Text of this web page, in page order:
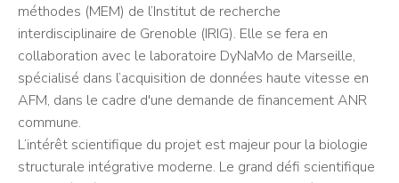
méthodes (MEM) de l’Institut de recherche
interdisciplinaire de Grenoble (IRIG). Elle se fera en
collaboration avec le laboratoire DyNaMo de Marseille,
spécialisé dans l’acquisition de données haute vitesse en
AFM, dans le cadre d'une demande de financement ANR
commune.
L’intérêt scientifique du projet est majeur pour la biologie
structurale intégrative moderne. Le grand défi scientifique